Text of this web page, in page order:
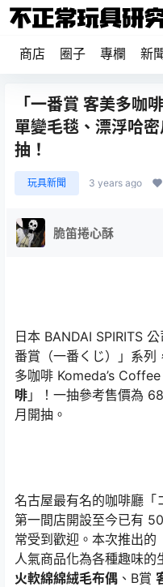
商店 圈子 專欄 新
「一番賞 客美多咖
單變毛毯、漂浮哈
抽！
玩具新聞 3 years ago
脆笛捲心酥
日本 BANDAI SPIRITS
番賞（一番くじ）」系
多咖啡 Komeda’s
啡 」！一抽參考售價為
月開抽。
名古屋最有名的咖啡廳「
第一間店開設至今已有
常受到歡迎。本次推出的
人氣商品化為各種趣味的
火軟綿綿絨毛布偶 、B賞